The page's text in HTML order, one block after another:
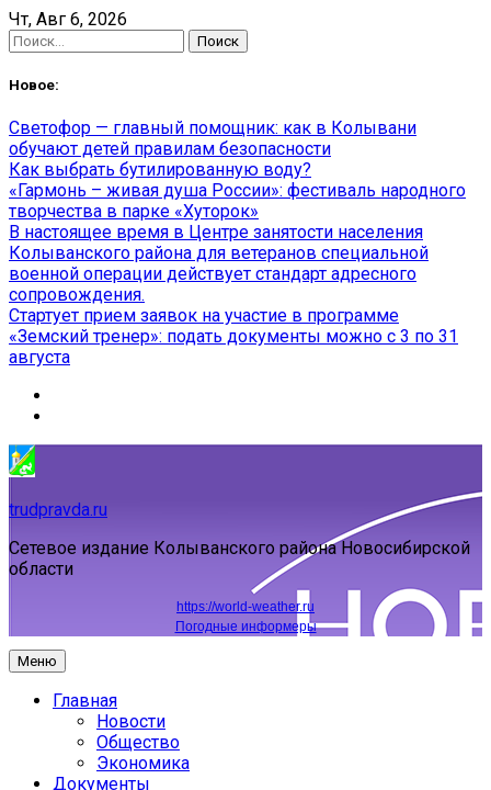
Skip
to
content
Чт, Авг 6, 2026
Найти:
Новое:
Светофор — главный помощник: как в Колывани
обучают детей правилам безопасности
Как выбрать бутилированную воду?
«Гармонь – живая душа России»: фестиваль народного
творчества в парке «Хуторок»
В настоящее время в Центре занятости населения
Колыванского района для ветеранов специальной
военной операции действует стандарт адресного
сопровождения.
Стартует прием заявок на участие в программе
«Земский тренер»: подать документы можно с 3 по 31
августа
trudpravda.ru
Сетевое издание Колыванского района Новосибирской
области
https://world-weather.ru
Погодные информеры
Меню
Главная
Новости
Общество
Экономика
Документы